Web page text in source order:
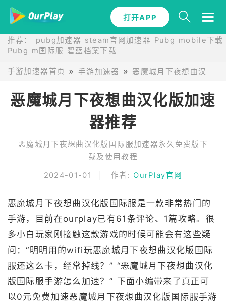
打开APP
推荐： pubg加速器 steam官网加速器 Pubg mobile下载
Pubg m国际服 碧蓝档案下载
手游加速器首页 手游加速器 恶魔城月下夜想曲汉化
恶魔城月下夜想曲汉化版加速
器推荐
恶魔城月下夜想曲汉化版国际服加速器永久免费版下
载及使用教程
2024-01-01 作者: OurPlay官网
恶魔城月下夜想曲汉化版国际服是一款非常热门的
手游，目前在ourplay已有61条评论、1篇攻略。很
多小白玩家刚接触这款游戏的时候可能会有这些疑
问：“明明用的wifi玩恶魔城月下夜想曲汉化版国际
服还这么卡，经常掉线？” “恶魔城月下夜想曲汉化
版国际服手游怎么加速？” 下面小编带来了真正可
以0元免费加速恶魔城月下夜想曲汉化版国际服手游